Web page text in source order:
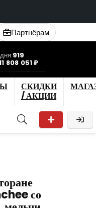
Партнёрам
919
808 051 ₽
СКИДКИ
/ АКЦИИ
со